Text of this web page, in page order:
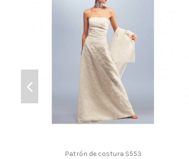
Patrón de costura S553